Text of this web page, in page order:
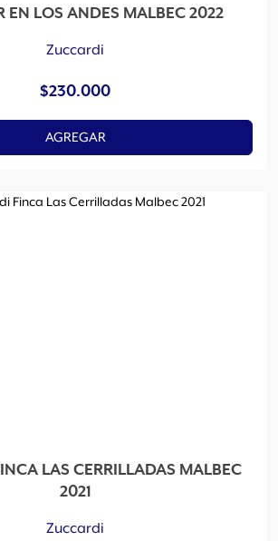
EN LOS ANDES MALBEC 2022
Zuccardi
$230.000
AGREGAR
LAS CERRILLADAS MALBEC
2021
Zuccardi